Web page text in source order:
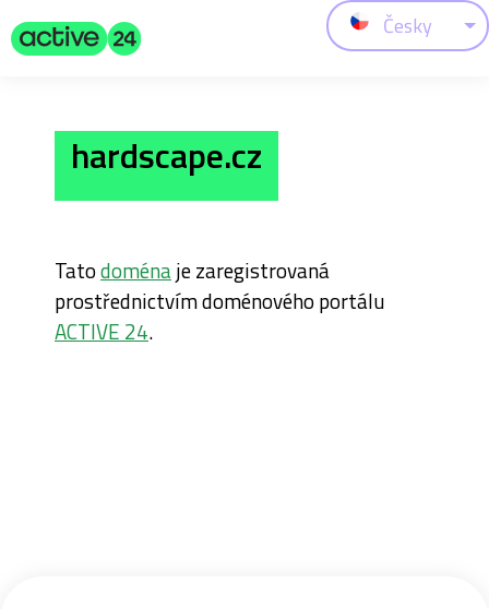
Česky
hardscape.cz
Tatodoménaje zaregistrovaná
prostřednictvím doménového portálu
ACTIVE 24.